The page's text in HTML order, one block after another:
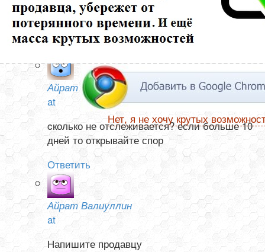
ни в Китае, не а России. Посылка от 13 ноября. Как
узнать она отправлена или нет?
Ответить
Айрат Валиуллин
at
cколько не отслеживается? если больше 10
дней то открывайте спор
Ответить
Айрат Валиуллин
at
Напишите продавцу
Нет, я не хочу крутых